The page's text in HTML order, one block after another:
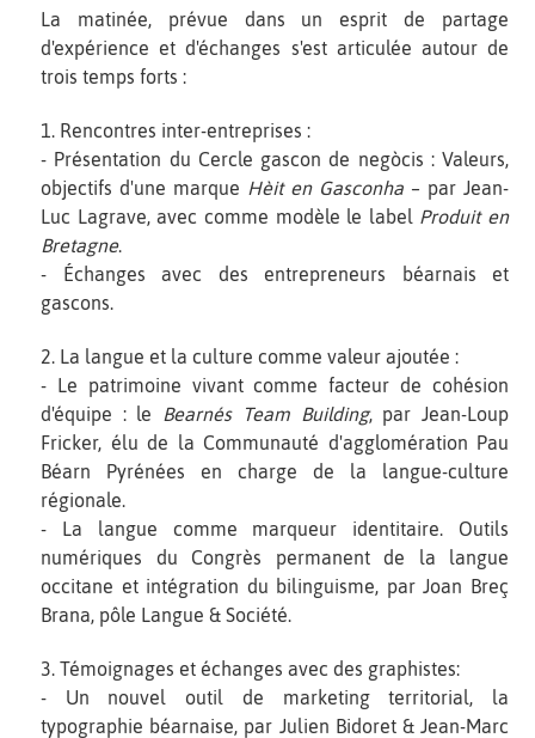
La matinée, prévue dans un esprit de partage
d'expérience et d'échanges s'est articulée autour de
trois temps forts :
1. Rencontres inter-entreprises :
- Présentation du Cercle gascon de negòcis : Valeurs,
objectifs d'une marque Hèit en Gasconha – par Jean-
Luc Lagrave, avec comme modèle le label Produit en
Bretagne.
- Échanges avec des entrepreneurs béarnais et
gascons.
2. La langue et la culture comme valeur ajoutée :
- Le patrimoine vivant comme facteur de cohésion
d'équipe : le
Bearnés Team Building, par Jean-Loup
Fricker, élu de la Communauté d'agglomération Pau
Béarn Pyrénées en charge de la langue-culture
régionale.
- La langue comme marqueur identitaire. Outils
numériques du Congrès permanent de la langue
occitane et intégration du bilinguisme, par Joan Breç
Brana, pôle Langue & Société.
3. Témoignages et échanges avec des graphistes:
- Un nouvel outil de marketing territorial, la
typographie béarnaise, par Julien Bidoret & Jean-Marc